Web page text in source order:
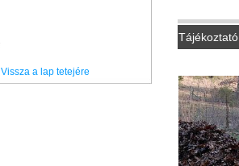
Vissza a lap tetejére